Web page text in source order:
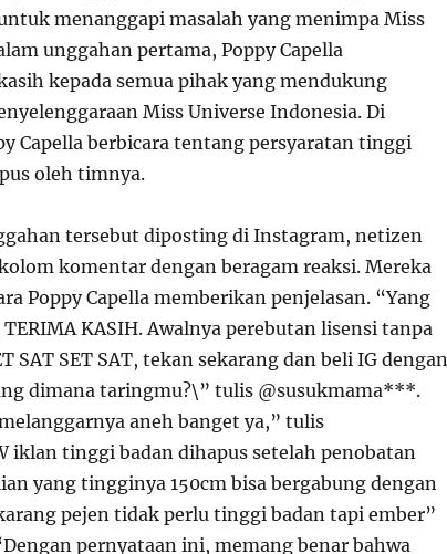
menanggapi masalah yang menimpa Miss
unggahan pertama, Poppy Capella
kepada semua pihak yang mendukung
Miss Universe Indonesia. Di
Capella berbicara tentang persyaratan tinggi
oleh timnya.
tersebut diposting di Instagram, netizen
komentar dengan beragam reaksi. Mereka
Poppy Capella memberikan penjelasan. “Yang
KASIH. Awalnya perebutan lisensi tanpa
SAT SET SAT, tekan sekarang dan beli IG dengan
dimana taringmu?\” tulis @susukmama***.
aneh banget ya,” tulis
iklan tinggi badan dihapus setelah penobatan
yang tingginya 150cm bisa bergabung dengan
pejen tidak perlu tinggi badan tapi ember”
pernyataan ini, memang benar bahwa